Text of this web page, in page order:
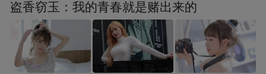
盗香窃玉：我的青春就是赌出来的